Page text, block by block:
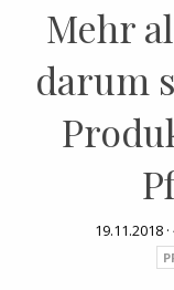
Mehr
darum
19.11.2018 ·